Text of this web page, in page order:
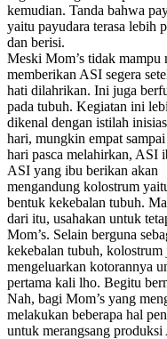
kemudian. Tanda bahwa
yaitu payudara terasa lebih
dan berisi.
Meski Mom’s tidak mampu
memberikan ASI segera
hati dilahrikan. Ini juga
pada tubuh. Kegiatan ini
dikenal dengan istilah
hari, mungkin empat
hari pasca melahirkan, ASI
ASI yang ibu berikan akan
mengandung kolostrum
bentuk kekebalan tubuh.
dari itu, usahakan untuk
Mom’s. Selain berguna
kekebalan tubuh,
mengeluarkan kotorannya
pertama kali lho. Begitu
Nah, bagi Mom’s yang
melakukan beberapa hal
untuk merangsang